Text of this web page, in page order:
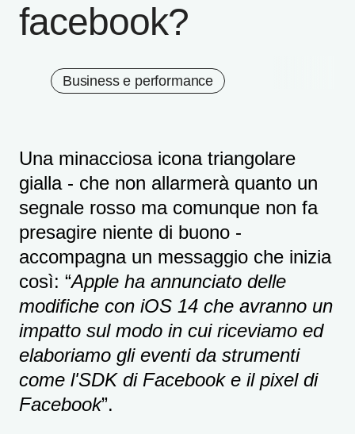
facebook?
Business e performance
Una minacciosa icona triangolare
gialla - che non allarmerà quanto un
segnale rosso ma comunque non fa
presagire niente di buono -
accompagna un messaggio che inizia
così: “Apple ha annunciato delle
modifiche con iOS 14 che avranno un
impatto sul modo in cui riceviamo ed
elaboriamo gli eventi da strumenti
come l'SDK di Facebook e il pixel di
Facebook”.